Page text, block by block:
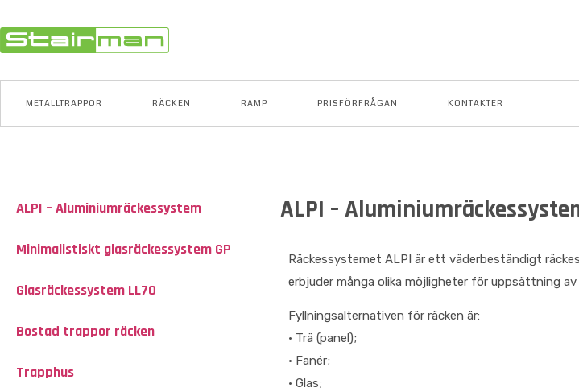
METALLTRAPPOR RÄCKEN RAMP PRISFÖRFRÅGAN KONTAKTER
ALPI – Aluminiumräckessystem
Minimalistiskt glasräckessystem GP
Glasräckessystem LL70
Bostad trappor räcken
Trapphus
ALPI –
Räckessystemet ALPI är ett väderbeständigt
erbjuder många olika möjligheter för uppsättning av
Fyllningsalternativen för räcken är:
• Trä (panel);
• Fanér;
• Glas;